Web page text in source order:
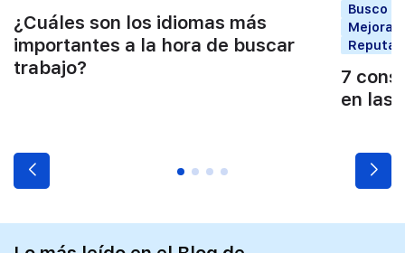
¿Cuáles son los idiomas más
importantes a la hora de buscar
trabajo?
Busco
Mejorar
7
en las